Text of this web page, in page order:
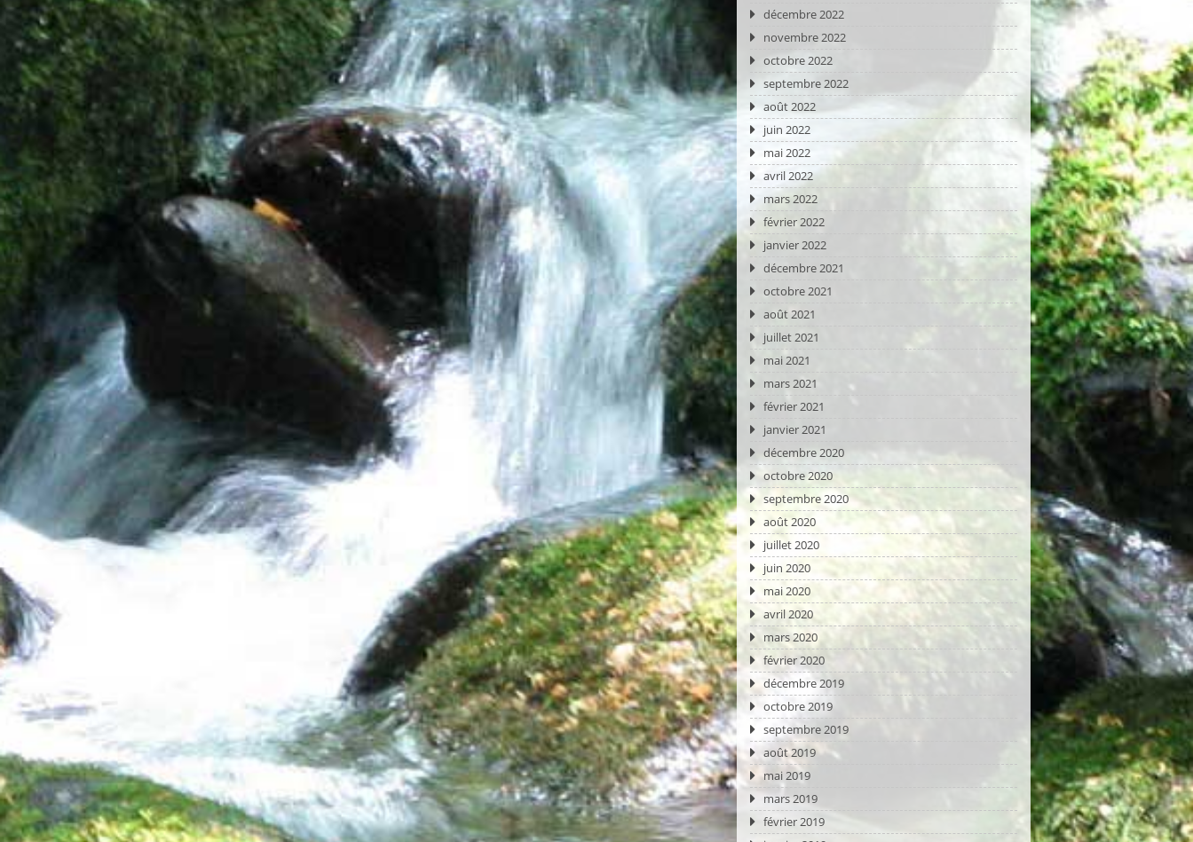
décembre 2022
novembre 2022
octobre 2022
septembre 2022
août 2022
juin 2022
mai 2022
avril 2022
mars 2022
février 2022
janvier 2022
décembre 2021
octobre 2021
août 2021
juillet 2021
mai 2021
mars 2021
février 2021
janvier 2021
décembre 2020
octobre 2020
septembre 2020
août 2020
juillet 2020
juin 2020
mai 2020
avril 2020
mars 2020
février 2020
décembre 2019
octobre 2019
septembre 2019
août 2019
mai 2019
mars 2019
février 2019